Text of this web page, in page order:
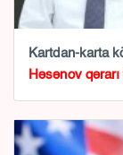
Kartdan-karta
Həsənov